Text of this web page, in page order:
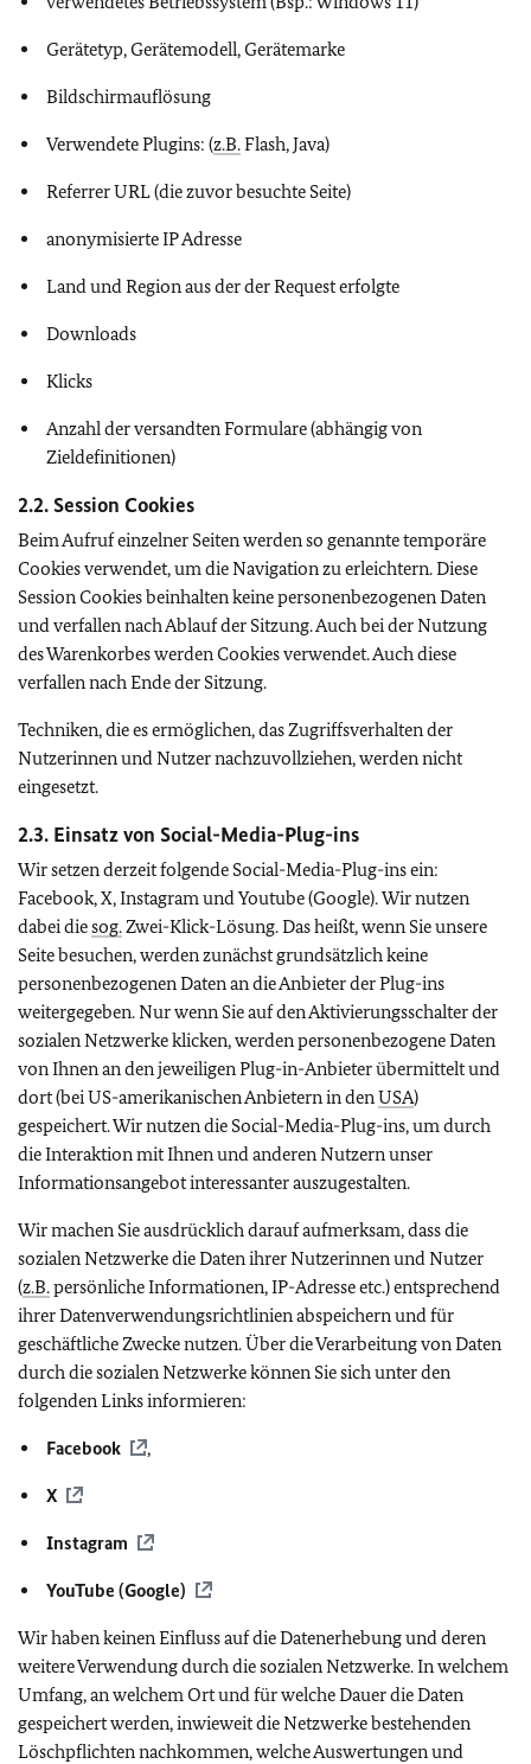
Gerätetyp, Gerätemodell, Gerätemarke
Bildschirmauflösung
VerwendetePlugins: (z.B.Flash, Java)
Referrer URL (die zuvor besuchte Seite)
anonymisierte IP Adresse
Land und Region aus der der Request erfolgte
Downloads
Klicks
Anzahl der versandten Formulare (abhängig von
Zieldefinitionen)
2.2.Session Cookies
Beim Aufruf einzelner Seiten werden so genannte temporäre
Cookiesverwendet, um die Navigation zu erleichtern. Diese
SessionCookiesbeinhalten keine personenbezogenen Daten
und verfallen nach Ablauf der Sitzung. Auch bei der Nutzung
des Warenkorbes werden Cookies verwendet. Auch diese
verfallen nach Ende der Sitzung.
Techniken, die es ermöglichen, das Zugriffsverhalten der
Nutzerinnen und Nutzer nachzuvollziehen, werden nicht
eingesetzt.
2.3. Einsatz von Social-Media-Plug-ins
Wir setzen derzeit folgende Social-Media-Plug-insein:
Facebook, X, InstagramundYoutube (Google).Wir nutzen
dabei diesog.Zwei-Klick-Lösung. Das heißt, wenn Sie unsere
Seite besuchen, werden zunächst grundsätzlich keine
personenbezogenen Daten an die Anbieter derPlug-ins
weitergegeben. Nur wenn Sie auf den Aktivierungsschalter der
sozialen Netzwerke klicken, werden personenbezogene Daten
von Ihnen an den jeweiligenPlug-in-Anbieter übermittelt und
dort (bei US-amerikanischen Anbietern in denUSA)
gespeichert. Wir nutzen die Social-Media-Plug-ins,um durch
die Interaktion mit Ihnen und anderen Nutzern unser
Informationsangebot interessanter auszugestalten.
Wir machen Sie ausdrücklich darauf aufmerksam, dass die
sozialen Netzwerke die Daten ihrer Nutzerinnen und Nutzer
(z.B.persönliche Informationen, IP-Adresse etc.) entsprechend
ihrer Datenverwendungsrichtlinien abspeichern und für
geschäftliche Zwecke nutzen. Über die Verarbeitung von Daten
durch die sozialen Netzwerke können Sie sich unter den
folgenden Links informieren:
Facebook ,
X
Instagram
YouTube (Google)
Wir haben keinen Einfluss auf die Datenerhebung und deren
weitere Verwendung durch die sozialen Netzwerke. In welchem
Umfang, an welchem Ort und für welche Dauer die Daten
gespeichert werden, inwieweit die Netzwerke bestehenden
Löschpflichten nachkommen, welche Auswertungen und